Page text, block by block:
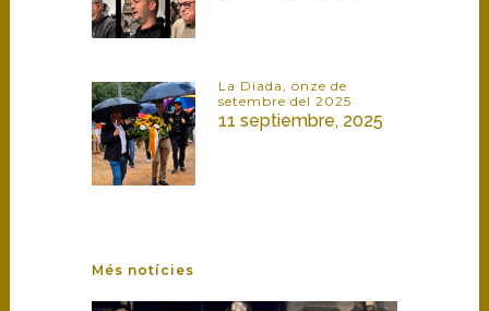
La Diada, onze de
setembre del 2025
11 septiembre, 2025
Més notícies